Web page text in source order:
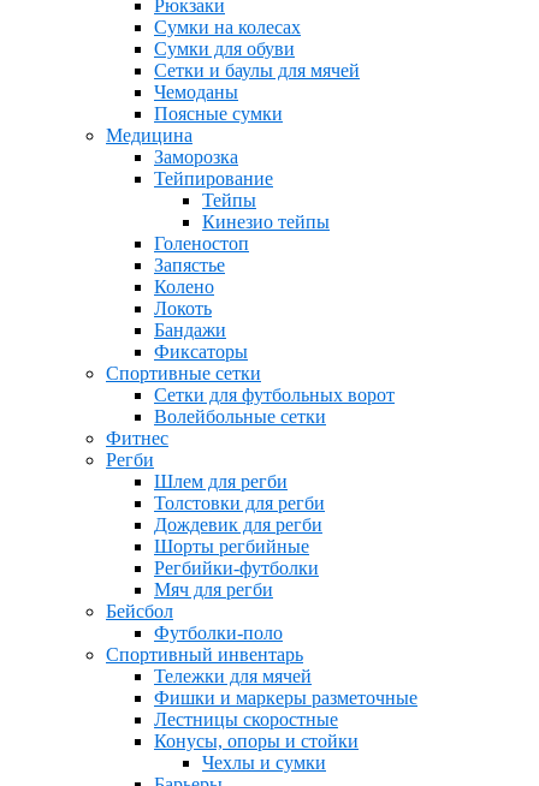
Рюкзаки
Сумки на колесах
Сумки для обуви
Сетки и баулы для мячей
Чемоданы
Поясные сумки
Медицина
Заморозка
Тейпирование
Тейпы
Кинезио тейпы
Голеностоп
Запястье
Колено
Локоть
Бандажи
Фиксаторы
Спортивные сетки
Сетки для футбольных ворот
Волейбольные сетки
Фитнес
Регби
Шлем для регби
Толстовки для регби
Дождевик для регби
Шорты регбийные
Регбийки-футболки
Мяч для регби
Бейсбол
Футболки-поло
Спортивный инвентарь
Тележки для мячей
Фишки и маркеры разметочные
Лестницы скоростные
Конусы, опоры и стойки
Чехлы и сумки